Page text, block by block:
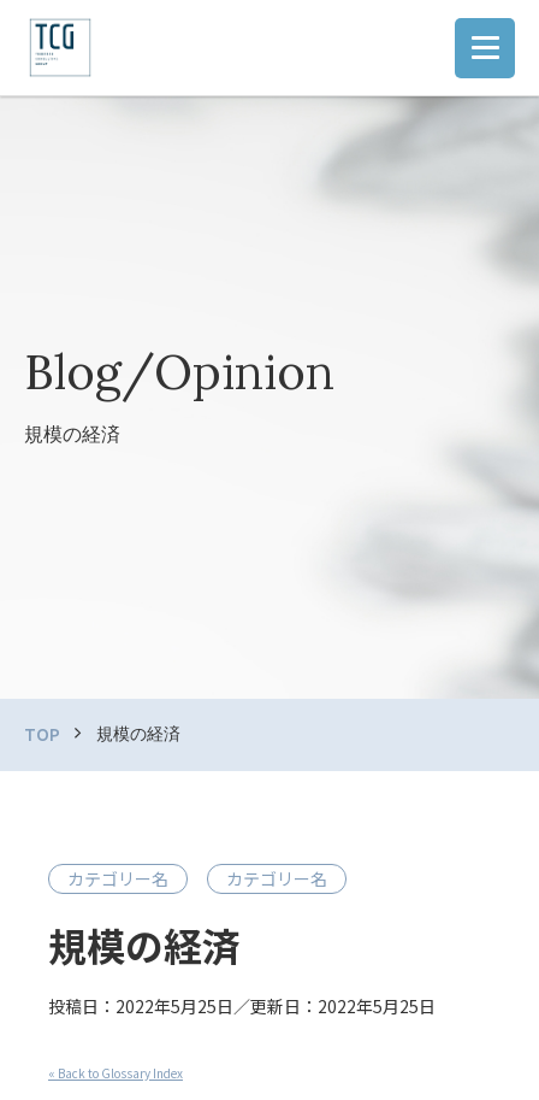
Blog/Opinion
規模の経済
TOP 規模の経済
カテゴリー名 カテゴリー名
規模の経済
投稿日：2022年5月25日／更新日：2022年5月25日
« Back to Glossary Index